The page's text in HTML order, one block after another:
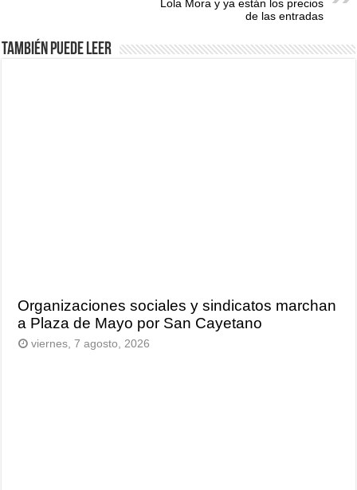
Lola Mora y ya están los precios
de las entradas
También puede leer
Organizaciones sociales y sindicatos marchan
a Plaza de Mayo por San Cayetano
viernes, 7 agosto, 2026